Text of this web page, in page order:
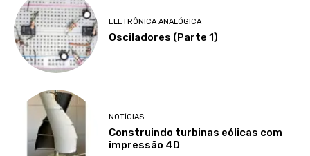
ELETRÔNICA ANALÓGICA
Osciladores (Parte 1)
NOTÍCIAS
Construindo turbinas eólicas com
impressão 4D